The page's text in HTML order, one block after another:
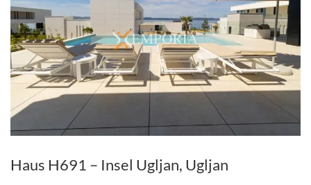
Haus H691 – Insel Ugljan, Ugljan